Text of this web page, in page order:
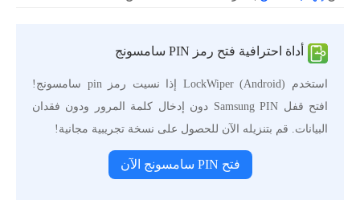
أداة احترافية فتح رمز PIN سامسونج
استخدم LockWiper (Android) إذا نسيت رمز pin سامسونج!
افتح قفل Samsung PIN دون إدخال كلمة المرور ودون فقدان
البيانات. قم بتنزيله الآن للحصول على نسخة تجريبية مجانية!
فتح PIN سامسونج الآن